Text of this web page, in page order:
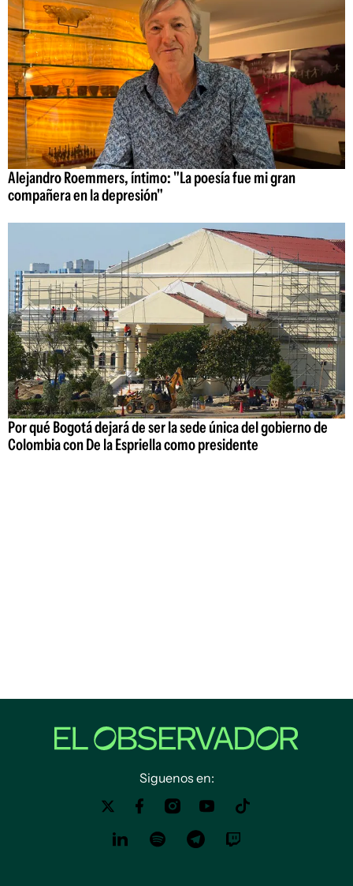
Alejandro Roemmers, íntimo: "La poesía fue mi gran
compañera en la depresión"
Por qué Bogotá dejará de ser la sede única del gobierno de
Colombia con De la Espriella como presidente
Siguenos en: